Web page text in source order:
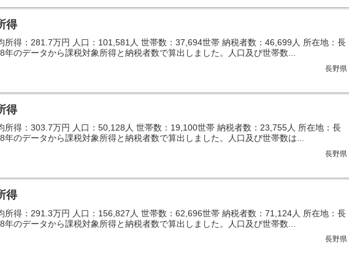
得
所得：281.7万円 人口：101,581人 世帯数：37,694世帯 納税者数：46,699人 所在地：長
のデータから課税対象所得と納税者数で算出しました。人口及び世帯数...
長野県
得
所得：303.7万円 人口：50,128人 世帯数：19,100世帯 納税者数：23,755人 所在地：長
年のデータから課税対象所得と納税者数で算出しました。人口及び世帯数は...
長野県
得
所得：291.3万円 人口：156,827人 世帯数：62,696世帯 納税者数：71,124人 所在地：長
のデータから課税対象所得と納税者数で算出しました。人口及び世帯数...
長野県